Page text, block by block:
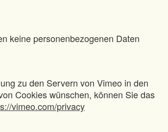
keine personenbezogenen Daten
zu den Servern von Vimeo in den
Cookies wünschen, können Sie das
vimeo.com/privacy